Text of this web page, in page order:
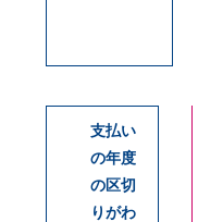
支払い
の年度
の区切
りがわ